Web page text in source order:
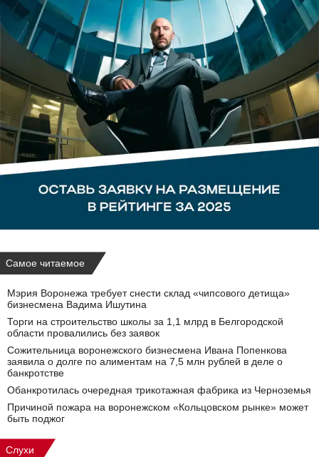
Самое читаемое
Мэрия Воронежа требует снести склад «чипсового детища»
бизнесмена Вадима Ишутина
Торги на строительство школы за 1,1 млрд в Белгородской
области провалились без заявок
Сожительница воронежского бизнесмена Ивана Попенкова
заявила о долге по алиментам на 7,5 млн рублей в деле о
банкротстве
Обанкротилась очередная трикотажная фабрика из Черноземья
Причиной пожара на воронежском «Кольцовском рынке» может
быть поджог
Слухи